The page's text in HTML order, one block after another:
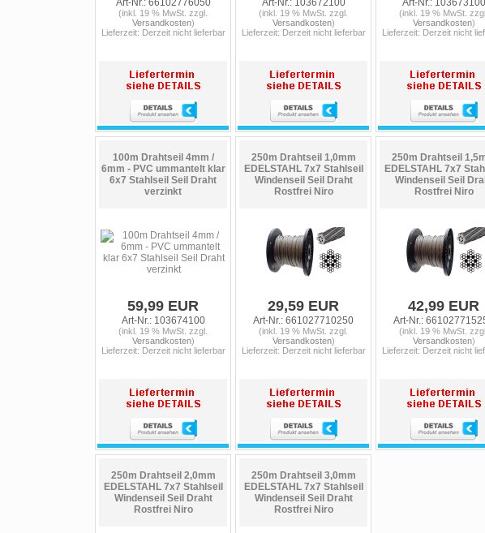
Art-Nr.: 66102776050
(inkl. 19 % MwSt. zzgl.
Versandkosten)
Lieferzeit: Derzeit nicht lieferbar
Art-Nr.: 103672100
(inkl. 19 % MwSt. zzgl.
Versandkosten)
Lieferzeit: Derzeit nicht lieferbar
Art-Nr.: 103673100
(inkl. 19 % MwSt. zzgl.
Versandkosten)
Lieferzeit: Derzeit nicht
100m Drahtseil 4mm /
6mm - PVC ummantelt klar
6x7 Stahlseil Seil Draht
verzinkt
59,99 EUR
Art-Nr.: 103674100
(inkl. 19 % MwSt. zzgl.
Versandkosten)
Lieferzeit: Derzeit nicht lieferbar
250m Drahtseil 1,0mm
EDELSTAHL 7x7 Stahlseil
Windenseil Seil Draht
Rostfrei Niro
29,59 EUR
Art-Nr.: 661027710250
(inkl. 19 % MwSt. zzgl.
Versandkosten)
Lieferzeit: Derzeit nicht lieferbar
250m Drahtseil
EDELSTAHL 7x7
Windenseil Seil
Rostfrei Niro
42,99 EUR
Art-Nr.:
(inkl. 19 % MwSt. zzgl.
Versandkosten)
Lieferzeit: Derzeit nicht
250m Drahtseil 2,0mm
EDELSTAHL 7x7 Stahlseil
Windenseil Seil Draht
Rostfrei Niro
250m Drahtseil 3,0mm
EDELSTAHL 7x7 Stahlseil
Windenseil Seil Draht
Rostfrei Niro